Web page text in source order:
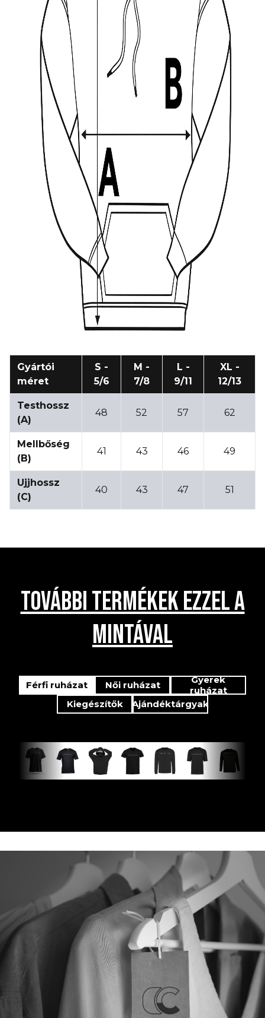
Gyártói
méret
S -
5/6
M -
7/8
L -
9/11
XL -
12/13
Testhossz
(A)
48 52 57 62
Mellbőség
(B)
41 43 46 49
Ujjhossz
(C)
40 43 47 51
TOVÁBBI TERMÉKEK EZZEL A
MINTÁVAL
Férfi ruházat Női ruházat
Gyerek
ruházat
Kiegészítők
Ajándéktárgyak